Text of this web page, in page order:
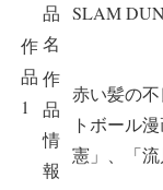
作
品
1
品
名
SLAM
作
品
情
報
赤い髪の
トボール
憲」、「流